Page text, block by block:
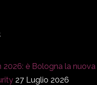
è Bologna la
27 Luglio 2026